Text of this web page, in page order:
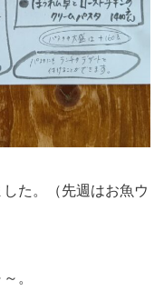
た。（先週はお魚ウ
。